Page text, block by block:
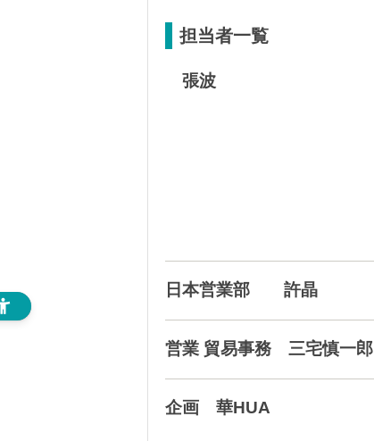
担当者一覧
張波
日本営業部 許晶
営業 貿易事務 三宅慎一郎
企画 華HUA